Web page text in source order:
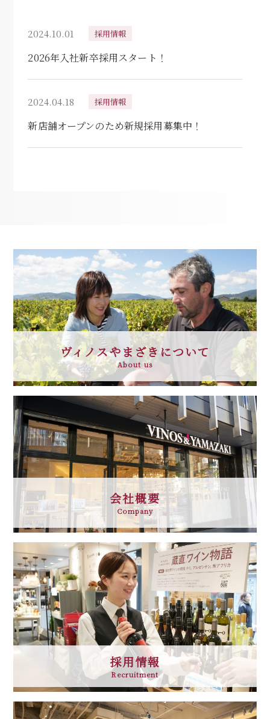
2024.10.01 採用情報
2026年入社新卒採用スタート！
2024.04.18 採用情報
新店舗オープンのため新規採用募集中！​
ヴィノスやまざきについて
About us
会社概要
Company
採用情報
Recruitment